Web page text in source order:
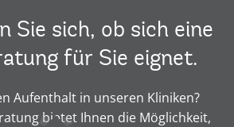
Sie sich, ob sich eine
für Sie eignet.
Aufenthalt in unseren Kliniken?
bietet Ihnen die Möglichkeit,